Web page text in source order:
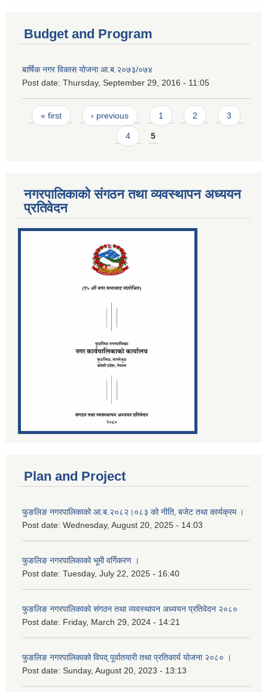
Budget and Program
बार्षिक नगर विकास योजना आ.ब.२०७३/०७४
Post date: Thursday, September 29, 2016 - 11:05
Pages
« first ‹ previous 1 2 3
4 5
नगरपालिकाको संगठन तथा व्यवस्थापन अध्ययन
प्रतिवेदन
Plan and Project
फुङलिङ नगरपालिकाको आ.ब.२०८२।०८३ को नीति‚ बजेट तथा कार्यक्रम ।
Post date: Wednesday, August 20, 2025 - 14:03
फुङलिङ नगरपालिकाको भूमी वर्गिकरण ।
Post date: Tuesday, July 22, 2025 - 16:40
फुङलिङ नगरपालिकाको संगठन तथा व्यवस्थापन अध्ययन प्रतिवेदन २०८०
Post date: Friday, March 29, 2024 - 14:21
फुङलिङ नगरपालिकाको विपद् पूर्वातयारी तथा प्रतिकार्य योजना २०८० ।
Post date: Sunday, August 20, 2023 - 13:13